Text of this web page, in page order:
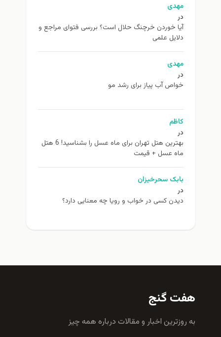
مهدی
در
آیا خوردن خرچنگ حلال است؟ بررسی فتوای مراجع و
دلایل علمی
مهدی
در
خواص آب پیاز برای رشد مو
کاظم
در
بهترین هتل تهران برای ماه عسل را بشناسید! 6 هتل
ماه عسل + قیمت
بابک سحرخیزان
در
دیدن کسی در خواب و رویا چه معنایی دارد؟
هفت گنج
به روزترين اخبار و مقالات درباره همه چيز